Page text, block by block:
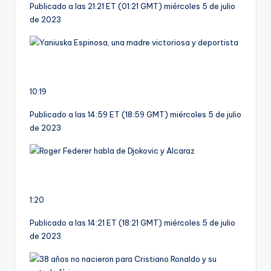
Publicado a las 21:21 ET (01:21 GMT) miércoles 5 de julio
de 2023
10:19
Publicado a las 14:59 ET (18:59 GMT) miércoles 5 de julio
de 2023
1:20
Publicado a las 14:21 ET (18:21 GMT) miércoles 5 de julio
de 2023